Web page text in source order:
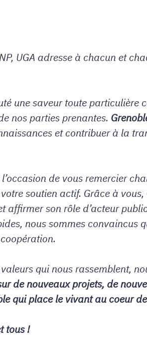
UGA adresse à chacun et
une saveur toute particulière
nos parties prenantes.
et contribuer à la
de vous remercier
soutien actif. Grâce à
affirmer son rôle d’acteur
nous sommes convaincus
qui nous rassemblent,
de nouveaux projets, de
qui place le vivant au coeur
tous !